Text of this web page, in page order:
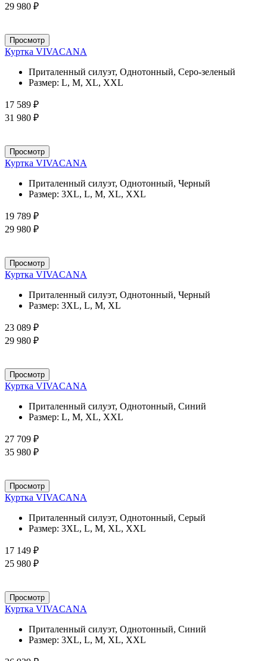
29 980 ₽
Просмотр
Куртка VIVACANA
Приталенный силуэт, Однотонный, Серо-зеленый
Размер: L, M, XL, XXL
17 589 ₽
31 980 ₽
Просмотр
Куртка VIVACANA
Приталенный силуэт, Однотонный, Черный
Размер: 3XL, L, M, XL, XXL
19 789 ₽
29 980 ₽
Просмотр
Куртка VIVACANA
Приталенный силуэт, Однотонный, Черный
Размер: 3XL, L, M, XL
23 089 ₽
29 980 ₽
Просмотр
Куртка VIVACANA
Приталенный силуэт, Однотонный, Синий
Размер: L, M, XL, XXL
27 709 ₽
35 980 ₽
Просмотр
Куртка VIVACANA
Приталенный силуэт, Однотонный, Серый
Размер: 3XL, L, M, XL, XXL
17 149 ₽
25 980 ₽
Просмотр
Куртка VIVACANA
Приталенный силуэт, Однотонный, Синий
Размер: 3XL, L, M, XL, XXL